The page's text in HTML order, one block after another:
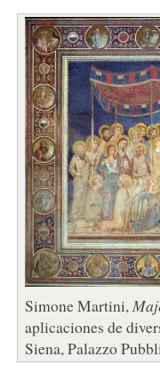
Simone Martini,
aplicaciones de
Siena, Palazzo